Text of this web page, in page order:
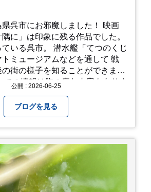
呉市にお邪魔しました！ 映画
隅に」は印象に残る作品でした。
潜水艦「てつのくじ
トミュージアムなどを通して 戦
街の様子を知ることができまし
美味しい物もたく
元のスーパーで買った自分へのお
み焼きもやっぱり美味しいです
遊びに行きたいです♪
公開 : 2026-06-25
ブログを見る